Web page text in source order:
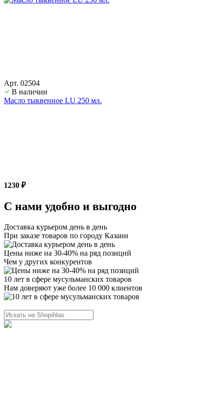
Арт. 02504
В наличии
Масло тыквенное LU 250 мл.
1230 ₽
С нами удобно и выгодно
Доставка курьером день в день
При заказе товаров по городу Казани
Цены ниже на 30-40% на ряд позиций
Чем у других конкурентов
10 лет в сфере мусульманских товаров
Нам доверяют уже более 10 000 клиентов